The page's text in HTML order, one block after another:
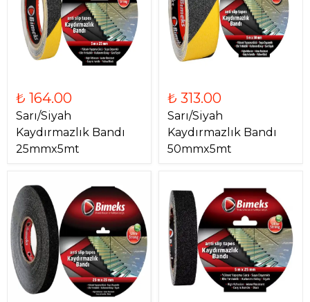
₺ 164.00
Sarı/Siyah
Kaydırmazlık Bandı
25mmx5mt
₺ 313.00
Sarı/Siyah
Kaydırmazlık Bandı
50mmx5mt